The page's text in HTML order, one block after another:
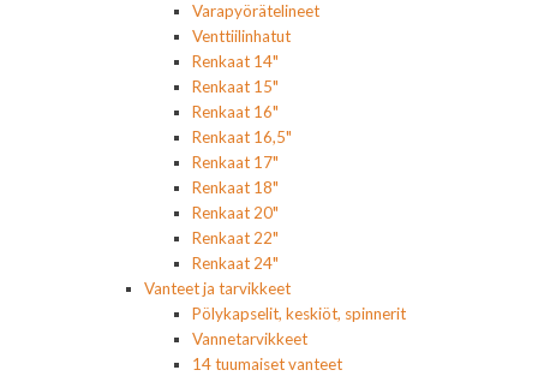
Varapyörätelineet
Venttiilinhatut
Renkaat 14"
Renkaat 15"
Renkaat 16"
Renkaat 16,5"
Renkaat 17"
Renkaat 18"
Renkaat 20"
Renkaat 22"
Renkaat 24"
Vanteet ja tarvikkeet
Pölykapselit, keskiöt, spinnerit
Vannetarvikkeet
14 tuumaiset vanteet